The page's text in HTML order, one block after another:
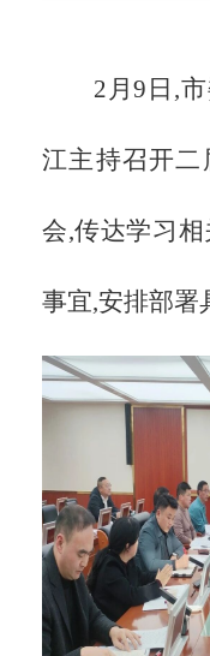
2月9日,
江主持召开二
会,传达学习
事宜,安排部署